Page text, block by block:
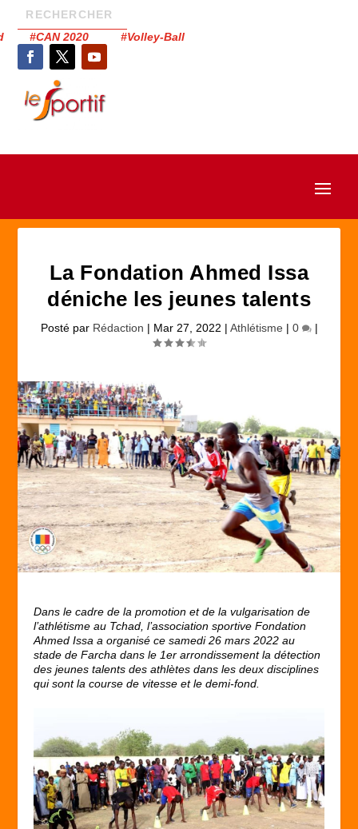
#CAN 2020 #Volley-Ball
La Fondation Ahmed Issa
déniche les jeunes talents
Posté par Rédaction | Mar 27, 2022 | Athlétisme | 0 |
Dans le cadre de la promotion et de la vulgarisation de
l’athlétisme au Tchad, l’association sportive Fondation
Ahmed Issa a organisé ce samedi 26 mars 2022 au
stade de Farcha dans le 1er arrondissement la détection
des jeunes talents des athlètes dans les deux disciplines
qui sont la course de vitesse et le demi-fond.